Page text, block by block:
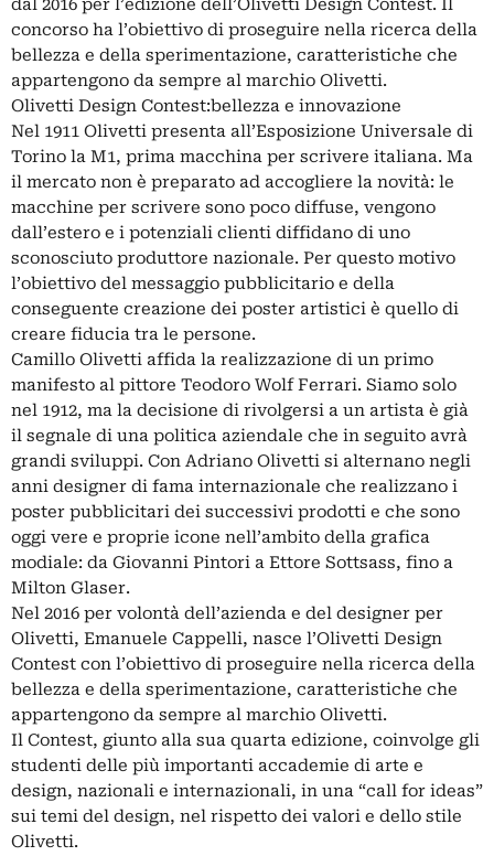
dal 2016 per l’edizione dell’Olivetti Design Contest. Il
concorso ha l’obiettivo di proseguire nella ricerca della
bellezza e della sperimentazione, caratteristiche che
appartengono da sempre al marchio Olivetti.
Olivetti Design Contest:bellezza e innovazione
Nel 1911 Olivetti presenta all’Esposizione Universale di
Torino la M1, prima macchina per scrivere italiana. Ma
il mercato non è preparato ad accogliere la novità: le
macchine per scrivere sono poco diffuse, vengono
dall’estero e i potenziali clienti diffidano di uno
sconosciuto produttore nazionale. Per questo motivo
l’obiettivo del messaggio pubblicitario e della
conseguente creazione dei poster artistici è quello di
creare fiducia tra le persone.
Camillo Olivetti affida la realizzazione di un primo
manifesto al pittore Teodoro Wolf Ferrari. Siamo solo
nel 1912, ma la decisione di rivolgersi a un artista è già
il segnale di una politica aziendale che in seguito avrà
grandi sviluppi. Con Adriano Olivetti si alternano negli
anni designer di fama internazionale che realizzano i
poster pubblicitari dei successivi prodotti e che sono
oggi vere e proprie icone nell’ambito della grafica
modiale: da Giovanni Pintori a Ettore Sottsass, fino a
Milton Glaser.
Nel 2016 per volontà dell’azienda e del designer per
Olivetti, Emanuele Cappelli, nasce l’Olivetti Design
Contest con l’obiettivo di proseguire nella ricerca della
bellezza e della sperimentazione, caratteristiche che
appartengono da sempre al marchio Olivetti.
Il Contest, giunto alla sua quarta edizione, coinvolge gli
studenti delle più importanti accademie di arte e
design, nazionali e internazionali, in una “call for ideas”
sui temi del design, nel rispetto dei valori e dello stile
Olivetti.